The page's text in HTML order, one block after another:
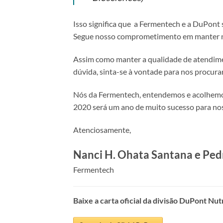
Isso significa que a Fermentech e a
Segue nosso comprometimento em
Assim como manter a qualidade de
dúvida, sinta-se à vontade para nos
Nós da Fermentech, entendemos e
2020 será um ano de muito sucesso para
Atenciosamente,
Nanci H. Ohata Santana e
Fermentech
Baixe a carta oficial da divisão DuPont